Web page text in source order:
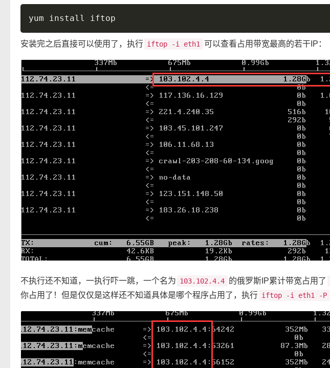
安装完之后直接可以使用了，执行 iftop -i eth1 可以查看占用带宽最高的若干IP：
不执行还不知道，一执行吓一跳，一个名为 103.102.4.4 的俄罗斯IP累计带宽占用了
你占用了！但是仅仅是这样还不知道具体是哪个程序占用了，执行 iftop -i eth1 -P